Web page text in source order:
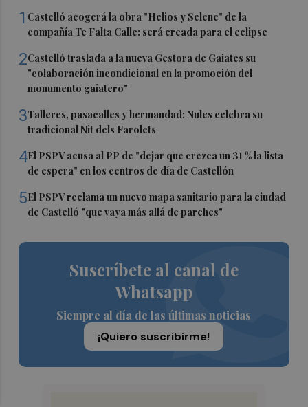
1 Castelló acogerá la obra "Helios y Selene" de la
compañía Te Falta Calle: será creada para el eclipse
2Castelló traslada a la nueva Gestora de Gaiates su
"colaboración incondicional en la promoción del
monumento gaiatero"
3Talleres, pasacalles y hermandad: Nules celebra su
tradicional Nit dels Farolets
4El PSPV acusa al PP de "dejar que crezca un 31 % la lista
de espera" en los centros de día de Castellón
5El PSPV reclama un nuevo mapa sanitario para la ciudad
de Castelló "que vaya más allá de parches"
Suscríbete al canal de
Whatsapp
Siempre al día de las últimas noticias
¡Quiero suscribirme!